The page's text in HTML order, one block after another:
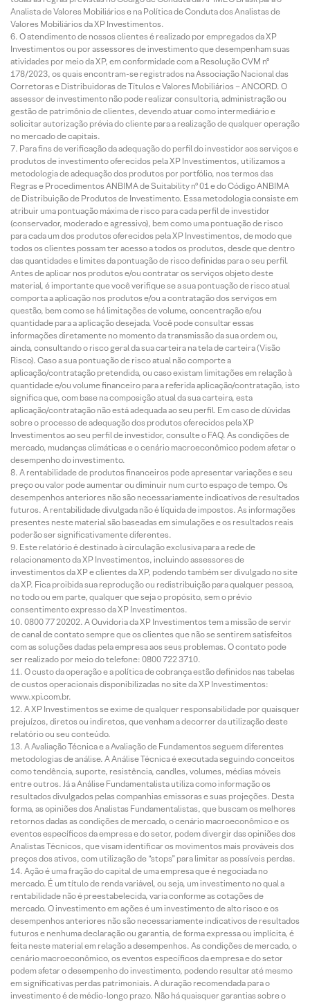
Analista de Valores Mobiliários e na Política de Conduta dos Analistas de
Valores Mobiliários da XP Investimentos.
O atendimento de nossos clientes é realizado por empregados da XP
Investimentos ou por assessores de investimento que desempenham suas
atividades por meio da XP, em conformidade com a Resolução CVM nº
178/2023, os quais encontram-se registrados na Associação Nacional das
Corretoras e Distribuidoras de Títulos e Valores Mobiliários – ANCORD. O
assessor de investimento não pode realizar consultoria, administração ou
gestão de patrimônio de clientes, devendo atuar como intermediário e
solicitar autorização prévia do cliente para a realização de qualquer operação
no mercado de capitais.
Para fins de verificação da adequação do perfil do investidor aos serviços e
produtos de investimento oferecidos pela XP Investimentos, utilizamos a
metodologia de adequação dos produtos por portfólio, nos termos das
Regras e Procedimentos ANBIMA de Suitability nº 01 e do Código ANBIMA
de Distribuição de Produtos de Investimento. Essa metodologia consiste em
atribuir uma pontuação máxima de risco para cada perfil de investidor
(conservador, moderado e agressivo), bem como uma pontuação de risco
para cada um dos produtos oferecidos pela XP Investimentos, de modo que
todos os clientes possam ter acesso a todos os produtos, desde que dentro
das quantidades e limites da pontuação de risco definidas para o seu perfil.
Antes de aplicar nos produtos e/ou contratar os serviços objeto deste
material, é importante que você verifique se a sua pontuação de risco atual
comporta a aplicação nos produtos e/ou a contratação dos serviços em
questão, bem como se há limitações de volume, concentração e/ou
quantidade para a aplicação desejada. Você pode consultar essas
informações diretamente no momento da transmissão da sua ordem ou,
ainda, consultando o risco geral da sua carteira na tela de carteira (Visão
Risco). Caso a sua pontuação de risco atual não comporte a
aplicação/contratação pretendida, ou caso existam limitações em relação à
quantidade e/ou volume financeiro para a referida aplicação/contratação, isto
significa que, com base na composição atual da sua carteira, esta
aplicação/contratação não está adequada ao seu perfil. Em caso de dúvidas
sobre o processo de adequação dos produtos oferecidos pela XP
Investimentos ao seu perfil de investidor, consulte o FAQ. As condições de
mercado, mudanças climáticas e o cenário macroeconômico podem afetar o
desempenho do investimento.
A rentabilidade de produtos financeiros pode apresentar variações e seu
preço ou valor pode aumentar ou diminuir num curto espaço de tempo. Os
desempenhos anteriores não são necessariamente indicativos de resultados
futuros. A rentabilidade divulgada não é líquida de impostos. As informações
presentes neste material são baseadas em simulações e os resultados reais
poderão ser significativamente diferentes.
Este relatório é destinado à circulação exclusiva para a rede de
relacionamento da XP Investimentos, incluindo assessores de
investimentos da XP e clientes da XP, podendo também ser divulgado no site
da XP. Fica proibida sua reprodução ou redistribuição para qualquer pessoa,
no todo ou em parte, qualquer que seja o propósito, sem o prévio
consentimento expresso da XP Investimentos.
0800 77 20202. A Ouvidoria da XP Investimentos tem a missão de servir
de canal de contato sempre que os clientes que não se sentirem satisfeitos
com as soluções dadas pela empresa aos seus problemas. O contato pode
ser realizado por meio do telefone: 0800 722 3710.
O custo da operação e a política de cobrança estão definidos nas tabelas
de custos operacionais disponibilizadas no site da XP Investimentos:
www.xpi.com.br.
A XP Investimentos se exime de qualquer responsabilidade por quaisquer
prejuízos, diretos ou indiretos, que venham a decorrer da utilização deste
relatório ou seu conteúdo.
A Avaliação Técnica e a Avaliação de Fundamentos seguem diferentes
metodologias de análise. A Análise Técnica é executada seguindo conceitos
como tendência, suporte, resistência, candles, volumes, médias móveis
entre outros. Já a Análise Fundamentalista utiliza como informação os
resultados divulgados pelas companhias emissoras e suas projeções. Desta
forma, as opiniões dos Analistas Fundamentalistas, que buscam os melhores
retornos dadas as condições de mercado, o cenário macroeconômico e os
eventos específicos da empresa e do setor, podem divergir das opiniões dos
Analistas Técnicos, que visam identificar os movimentos mais prováveis dos
preços dos ativos, com utilização de “stops” para limitar as possíveis perdas.
Ação é uma fração do capital de uma empresa que é negociada no
mercado. É um título de renda variável, ou seja, um investimento no qual a
rentabilidade não é preestabelecida, varia conforme as cotações de
mercado. O investimento em ações é um investimento de alto risco e os
desempenhos anteriores não são necessariamente indicativos de resultados
futuros e nenhuma declaração ou garantia, de forma expressa ou implícita, é
feita neste material em relação a desempenhos. As condições de mercado, o
cenário macroeconômico, os eventos específicos da empresa e do setor
podem afetar o desempenho do investimento, podendo resultar até mesmo
em significativas perdas patrimoniais. A duração recomendada para o
investimento é de médio-longo prazo. Não há quaisquer garantias sobre o